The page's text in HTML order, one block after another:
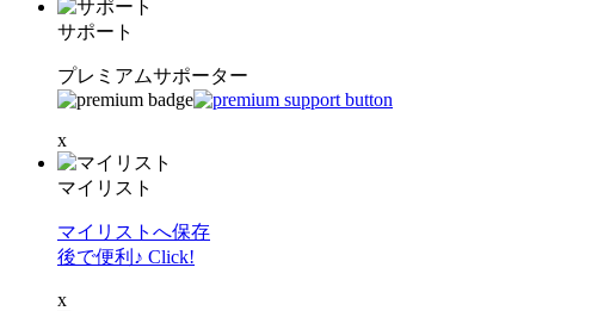
サポート
プレミアムサポーター
x
マイリスト
マイリストへ保存
後で便利♪ Click!
x